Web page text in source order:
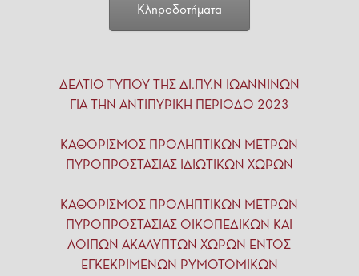
Κληροδοτήματα
ΔΕΛΤΙΟ ΤΥΠΟΥ ΤΗΣ ΔΙ.ΠΥ.Ν ΙΩΑΝΝΙΝΩΝ
ΓΙΑ ΤΗΝ ΑΝΤΙΠΥΡΙΚΗ ΠΕΡΙΟΔΟ 2023
ΚΑΘΟΡΙΣΜΟΣ ΠΡΟΛΗΠΤΙΚΩΝ ΜΕΤΡΩΝ
ΠΥΡΟΠΡΟΣΤΑΣΙΑΣ ΙΔΙΩΤΙΚΩΝ ΧΩΡΩΝ
ΚΑΘΟΡΙΣΜΟΣ ΠΡΟΛΗΠΤΙΚΩΝ ΜΕΤΡΩΝ
ΠΥΡΟΠΡΟΣΤΑΣΙΑΣ ΟΙΚΟΠΕΔΙΚΩΝ ΚΑΙ
ΛΟΙΠΩΝ ΑΚΑΛΥΠΤΩΝ ΧΩΡΩΝ ΕΝΤΟΣ
ΕΓΚΕΚΡΙΜΕΝΩΝ ΡΥΜΟΤΟΜΙΚΩΝ